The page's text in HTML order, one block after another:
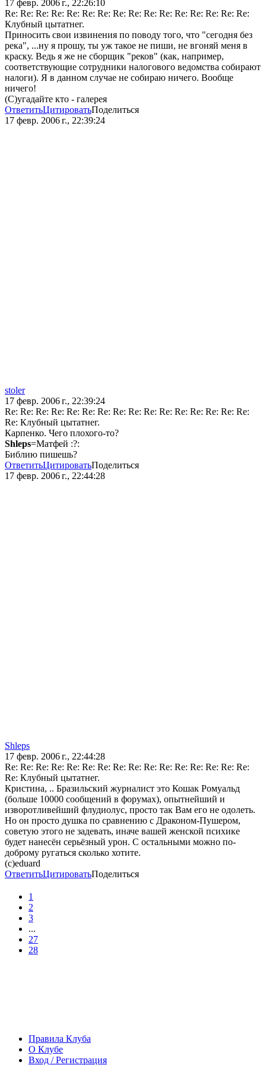
17 февр. 2006 г., 22:26:10
Re: Re: Re: Re: Re: Re: Re: Re: Re: Re: Re: Re: Re: Re: Re: Re:
Клубный цытатнег.
Приносить свои извинения по поводу того, что "сегодня без
река", ...ну я прошу, ты уж такое не пиши, не вгоняй меня в
краску. Ведь я же не сборщик "реков" (как, например,
соответствующие сотрудники налогового ведомства собирают
налоги). Я в данном случае не собираю ничего. Вообще
ничего!
(С)угадайте кто - галерея
ОтветитьЦитироватьПоделиться
17 февр. 2006 г., 22:39:24
stoler
17 февр. 2006 г., 22:39:24
Re: Re: Re: Re: Re: Re: Re: Re: Re: Re: Re: Re: Re: Re: Re: Re:
Re: Клубный цытатнег.
Карпенко. Чего плохого-то?
Shleps=Матфей :?:
Библию пишешь?
ОтветитьЦитироватьПоделиться
17 февр. 2006 г., 22:44:28
Shleps
17 февр. 2006 г., 22:44:28
Re: Re: Re: Re: Re: Re: Re: Re: Re: Re: Re: Re: Re: Re: Re: Re:
Re: Клубный цытатнег.
Кристина, .. Бразильский журналист это Кошак Ромуальд
(больше 10000 сообщений в форумах), опытнейший и
изворотливейший флудиолус, просто так Вам его не одолеть.
Но он просто душка по сравнению с Драконом-Пушером,
советую этого не задевать, иначе вашей женской психике
будет нанесён серьёзный урон. С остальными можно по-
доброму ругаться сколько хотите.
(с)eduard
ОтветитьЦитироватьПоделиться
1
2
3
...
27
28
Правила Клуба
О Клубе
Вход / Регистрация